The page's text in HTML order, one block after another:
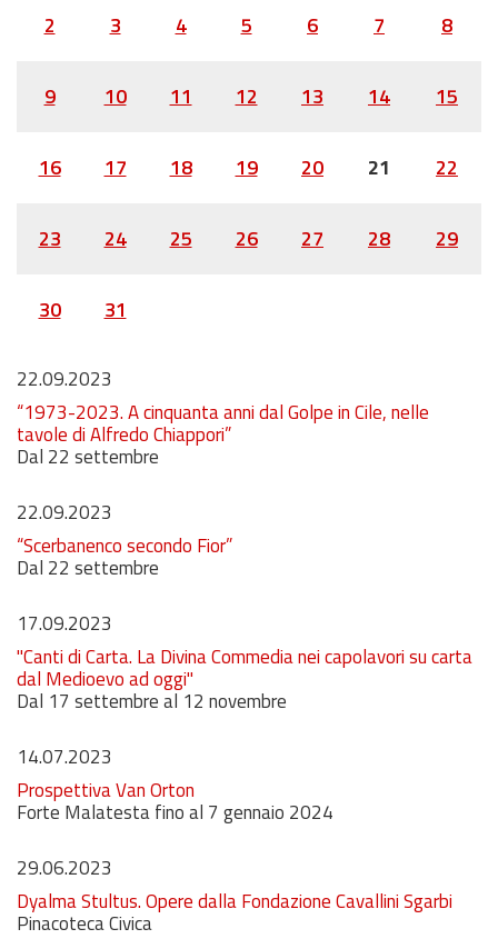
2 3 4 5 6 7 8
9 10 11 12 13 14 15
16 17 18 19 20 21 22
23 24 25 26 27 28 29
30 31
22.09.2023
“1973-2023. A cinquanta anni dal Golpe in Cile, nelle
tavole di Alfredo Chiappori”
Dal 22 settembre
22.09.2023
“Scerbanenco secondo Fior”
Dal 22 settembre
17.09.2023
"Canti di Carta. La Divina Commedia nei capolavori su carta
dal Medioevo ad oggi"
Dal 17 settembre al 12 novembre
14.07.2023
Prospettiva Van Orton
Forte Malatesta fino al 7 gennaio 2024
29.06.2023
Dyalma Stultus. Opere dalla Fondazione Cavallini Sgarbi
Pinacoteca Civica